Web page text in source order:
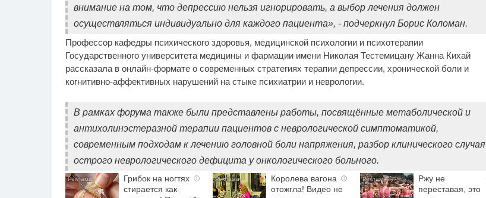
внимание на том, что депрессию нельзя игнорировать, а выбор лечения должен
осуществляться индивидуально для каждого пациента», - подчеркнул Борис Коломан.
Профессор кафедры психического здоровья, медицинской психологии и психотерапии
Государственного университета медицины и фармации имени Николая Тестемицану Жанна Кихай
рассказала в онлайн-формате о современных стратегиях терапии депрессии, хронической боли и
когнитивно-аффективных нарушений на стыке психиатрии и неврологии.
В рамках форума также были представлены работы, посвящённые метаболической и
антихолинэстеразной терапии пациентов с неврологической симптоматикой,
современным подходам к лечению головной боли напряжения, разбор клинического случая
острого неврологического дефицита у онкологического больного.
i
Грибок на ногтях
стирается как
i
Королева вагона
отожгла! Видео не
Ржу не
переставая, это